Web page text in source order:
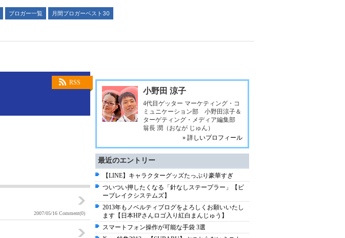
ブロガー一覧
月間ブロガーベスト30
RSS
2007/05/16 Comment(0)
小野田 涼子
4代目ゲッター マーケティング・コ
ミュニケーション部 小野田涼子＆
ターゲティング・メディア編集部
翁長 潤（おなが じゅん）
» 詳しいプロフィール
最近のエントリー
【LINE】キャラクターグッズたっぷり豪華すぎ
ついつい押したくなる「針なしステープラー」【ビ
ーブレイクシステムズ】
2013年もノベルティブログをよろしくお願いいたし
ます【日本HPさんロゴ入り紅白まんじゅう】
スマートフォン操作が可能な手袋 3選